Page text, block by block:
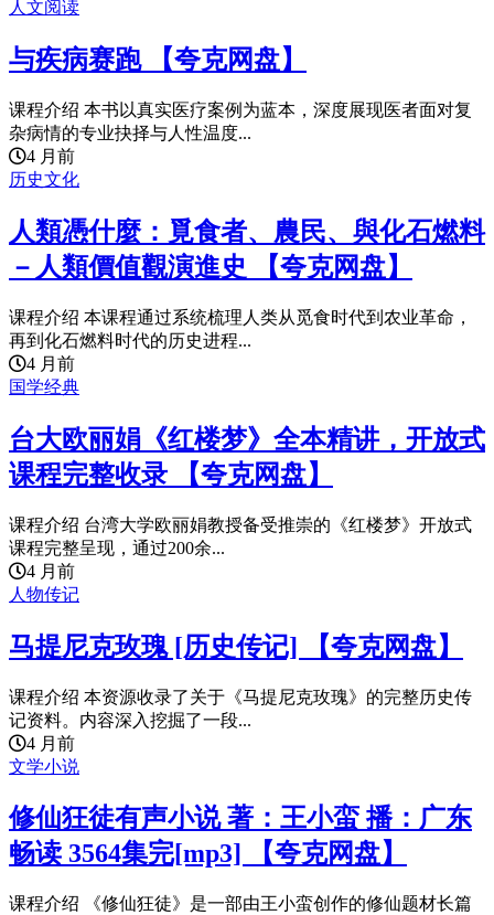
人文阅读
与疾病赛跑 【夸克网盘】
课程介绍 本书以真实医疗案例为蓝本，深度展现医者面对复
杂病情的专业抉择与人性温度...
4 月前
历史文化
人類憑什麼：覓食者、農民、與化石燃料
－人類價值觀演進史 【夸克网盘】
课程介绍 本课程通过系统梳理人类从觅食时代到农业革命，
再到化石燃料时代的历史进程...
4 月前
国学经典
台大欧丽娟《红楼梦》全本精讲，开放式
课程完整收录 【夸克网盘】
课程介绍 台湾大学欧丽娟教授备受推崇的《红楼梦》开放式
课程完整呈现，通过200余...
4 月前
人物传记
马提尼克玫瑰 [历史传记] 【夸克网盘】
课程介绍 本资源收录了关于《马提尼克玫瑰》的完整历史传
记资料。内容深入挖掘了一段...
4 月前
文学小说
修仙狂徒有声小说 著：王小蛮 播：广东
畅读 3564集完[mp3] 【夸克网盘】
课程介绍 《修仙狂徒》是一部由王小蛮创作的修仙题材长篇